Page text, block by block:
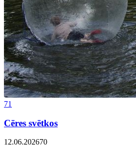
71
Cēres svētkos
12.06.202670